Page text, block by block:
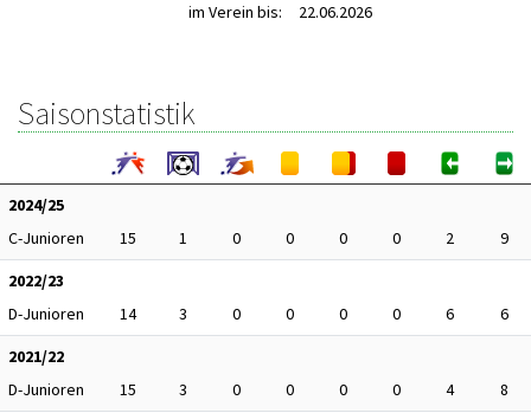
im Verein bis: 22.06.2026
Saisonstatistik
2024/25
C-Junioren
15 1 0 0 0 0 2
9
2022/23
D-Junioren
14 3 0 0 0 0 6
6
2021/22
D-Junioren
15 3 0 0 0 0 4
8